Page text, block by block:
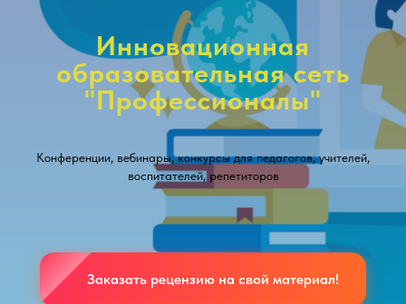
Инновационная
образовательная сеть
"Профессионалы"
Конференции, вебинары, конкурсы для педагогов, учителей,
воспитателей, репетиторов
Заказать рецензию на свой материал!